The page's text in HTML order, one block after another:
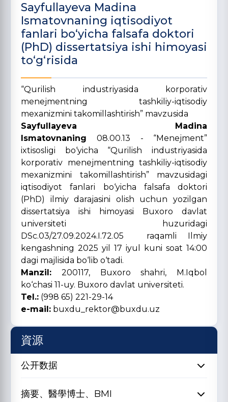
Sayfullayeva Madina
Ismatovnaning iqtisodiyot
fanlari bo‘yicha falsafa doktori
(PhD) dissertatsiya ishi himoyasi
to‘g‘risida
“Qurilish industriyasida korporativ
menejmentning tashkiliy-iqtisodiy
mexanizmini takomillashtirish” mavzusida
Sayfullayeva Madina
Ismatovnaning08.00.13 - “Menejment”
ixtisosligi bo‘yicha “Qurilish industriyasida
korporativ menejmentning tashkiliy-iqtisodiy
mexanizmini takomillashtirish” mavzusidagi
iqtisodiyot fanlari bo‘yicha falsafa doktori
(PhD) ilmiy darajasini olish uchun yozilgan
dissertatsiya ishi himoyasi Buxoro davlat
universiteti huzuridagi
DSc.03/27.09.2024.I.72.05 raqamli Ilmiy
kengashning 2025 yil 17 iyul kuni soat 14:00
dagi majlisida bo‘lib o‘tadi.
Manzil: 200117, Buxoro shahri, M.Iqbol
ko‘chasi 11-uy. Buxoro davlat universiteti.
Tel.: (998 65) 221-29-14
e-mail: buxdu_rektor@buxdu.uz
資源
公开数据
摘要、醫學博士、BMI